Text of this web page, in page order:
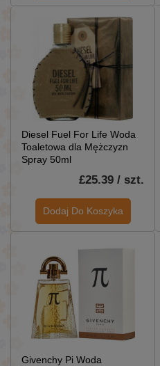
Diesel Fuel For Life Woda
Toaletowa dla Mężczyzn
Spray 50ml
£25.39 / szt.
Dodaj Do Koszyka
Givenchy Pi Woda